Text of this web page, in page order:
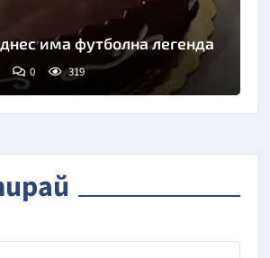
има футболна легенда
0 319